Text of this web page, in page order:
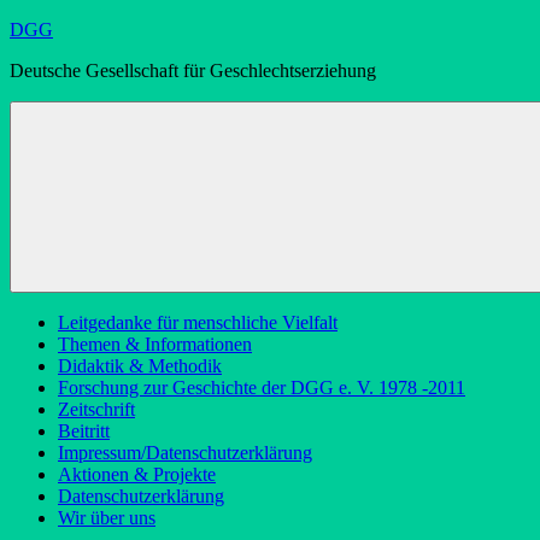
Zum
springen
DGG
Deutsche Gesellschaft für Geschlechtserziehung
Leitgedanke für menschliche Vielfalt
Themen & Informationen
Didaktik & Methodik
Forschung zur Geschichte der DGG e. V. 1978 -2011
Zeitschrift
Beitritt
Impressum/Datenschutzerklärung
Aktionen & Projekte
Datenschutzerklärung
Wir über uns